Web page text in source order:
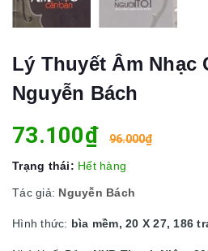
Lý Thuyết Âm Nhạc
Nguyễn Bách
73.100₫ 96.000₫
Trạng thái: Hết hàng
Tác giả: Nguyễn Bách
Hình thức: bìa mềm, 20 X 27, 186